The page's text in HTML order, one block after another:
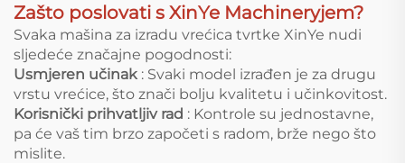
Zašto poslovati s XinYe Machineryjem?
Svaka mašina za izradu vrećica tvrtke XinYe nudi
sljedeće značajne pogodnosti:
Usmjeren učinak : Svaki model izrađen je za drugu
vrstu vrećice, što znači bolju kvalitetu i učinkovitost.
Korisnički prihvatljiv rad : Kontrole su jednostavne,
pa će vaš tim brzo započeti s radom, brže nego što
mislite.